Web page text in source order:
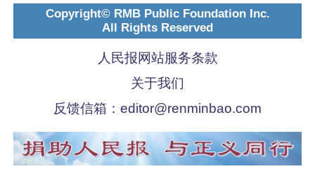
Copyright© RMB Public Foundation Inc.
All Rights Reserved
人民报网站服务条款
关于我们
反馈信箱： editor@renminbao.com